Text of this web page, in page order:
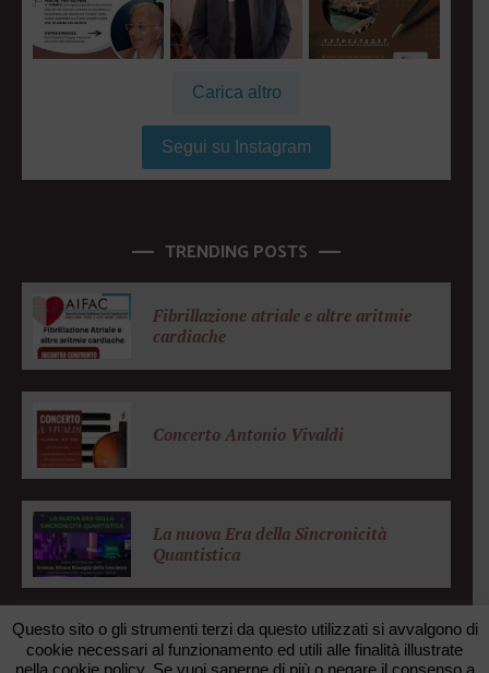
Carica altro
Segui su Instagram
TRENDING POSTS
Fibrillazione atriale e altre aritmie
cardiache
Concerto Antonio Vivaldi
La nuova Era della Sincronicità
Quantistica
Questo sito o gli strumenti terzi da questo utilizzati si avvalgono di
cookie necessari al funzionamento ed utili alle finalità illustrate